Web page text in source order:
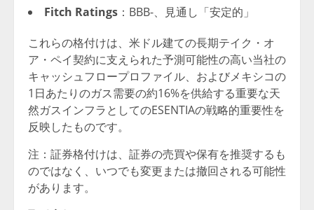
Fitch Ratings ：BBB-、見通し「安定的」
これらの格付けは、米ドル建ての長期テイク・オ
ア・ペイ契約に支えられた予測可能性の高い当社の
キャッシュフロープロファイル、およびメキシコの
1日あたりのガス需要の約16%を供給する重要な天
然ガスインフラとしてのESENTIAの戦略的重要性を
反映したものです。
注：証券格付けは、証券の売買や保有を推奨するも
のではなく、いつでも変更または撤回される可能性
があります。